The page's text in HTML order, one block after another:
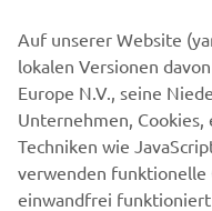
The information and/or
never be used for
purposes without the
Motor Europe N.V. and/
Always ride in a safe
Auf unserer Website
lokalen Versionen
Europe N.V., seine
Unternehmen,
Techniken wie
verwenden funktionelle
einwandfrei